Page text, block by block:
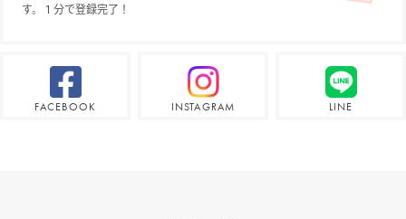
す。１分で登録完了！
FACEBOOK INSTAGRAM LINE